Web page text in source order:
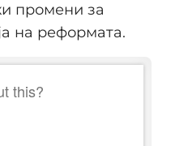
промени за
на реформата.